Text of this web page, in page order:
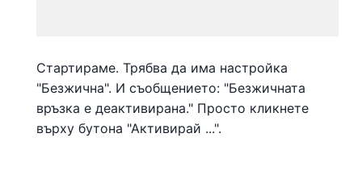
Стартираме. Трябва да има настройка
"Безжична". И съобщението: "Безжичната
връзка е деактивирана." Просто кликнете
върху бутона "Активирай ...".